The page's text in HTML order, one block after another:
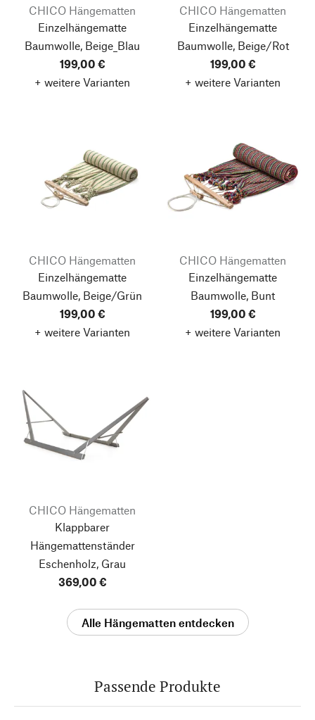
CHICO Hängematten
Einzelhängematte
Baumwolle, Beige_Blau
199,00 €
+ weitere Varianten
CHICO Hängematten
Einzelhängematte
Baumwolle, Beige/Rot
199,00 €
+ weitere Varianten
CHICO Hängematten
Einzelhängematte
Baumwolle, Beige/Grün
199,00 €
+ weitere Varianten
CHICO Hängematten
Einzelhängematte
Baumwolle, Bunt
199,00 €
+ weitere Varianten
CHICO Hängematten
Klappbarer
Hängemattenständer
Eschenholz, Grau
369,00 €
Alle Hängematten entdecken
Passende Produkte